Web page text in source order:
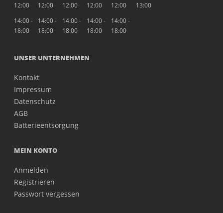
12:00
12:00
12:00
12:00
12:00
13:00
14:00 -
18:00
14:00 -
18:00
14:00 -
18:00
14:00 -
18:00
14:00 -
18:00
UNSER UNTERNEHMEN
Kontakt
Impressum
Datenschutz
AGB
Batterieentsorgung
MEIN KONTO
Anmelden
Registrieren
Passwort vergessen